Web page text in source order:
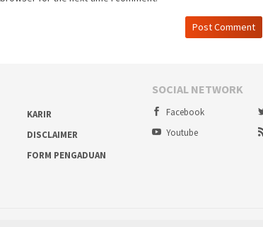
KARIR
DISCLAIMER
FORM PENGADUAN
SOCIAL NETWORK
Facebook
Youtube